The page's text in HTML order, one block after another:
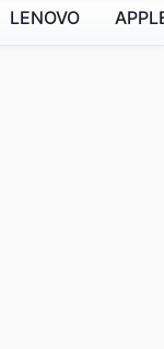
LENOVOà la vente.